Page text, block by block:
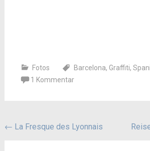
Fotos Barcelona, Graffiti,
1 Kommentar
Beitragsnavigation
← La Fresque des Lyonnais